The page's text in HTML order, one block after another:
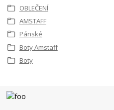
OBLEČENÍ
AMSTAFF
Pánské
Boty Amstaff
Boty